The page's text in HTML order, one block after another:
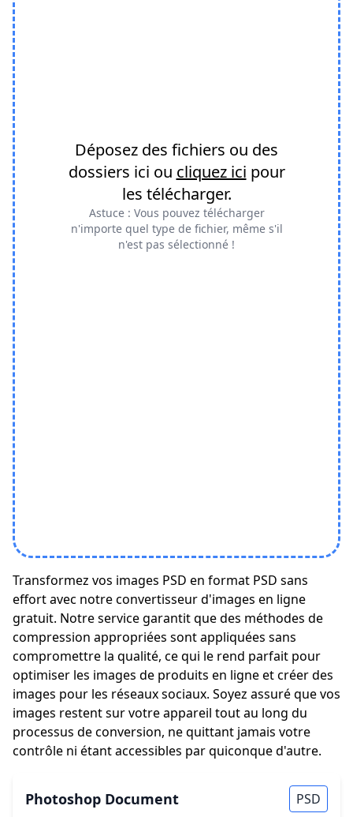
Déposez des fichiers ou des
dossiers ici ou cliquez ici pour
les télécharger.
Astuce : Vous pouvez télécharger
n'importe quel type de fichier, même s'il
n'est pas sélectionné !
Transformez vos images PSD en format PSD sans
effort avec notre convertisseur d'images en ligne
gratuit. Notre service garantit que des méthodes de
compression appropriées sont appliquées sans
compromettre la qualité, ce qui le rend parfait pour
optimiser les images de produits en ligne et créer des
images pour les réseaux sociaux. Soyez assuré que vos
images restent sur votre appareil tout au long du
processus de conversion, ne quittant jamais votre
contrôle ni étant accessibles par quiconque d'autre.
Photoshop Document PSD